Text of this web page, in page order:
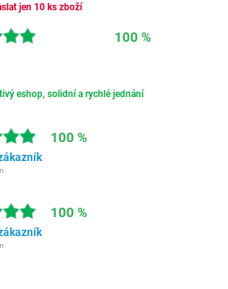
jen 10 ks zboží
100 %
eshop, solidní a rychlé jednání
100 %
100 %